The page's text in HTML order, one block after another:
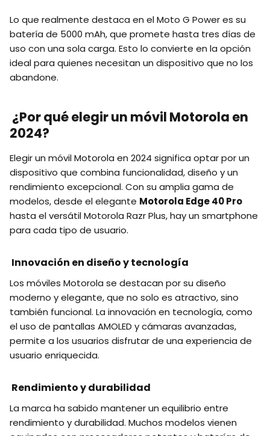
Lo que realmente destaca en el Moto G Power es su
batería de 5000 mAh, que promete hasta tres días de
uso con una sola carga. Esto lo convierte en la opción
ideal para quienes necesitan un dispositivo que no los
abandone.
¿Por qué elegir un móvil Motorola en
2024?
Elegir un móvil Motorola en 2024 significa optar por un
dispositivo que combina funcionalidad, diseño y un
rendimiento excepcional. Con su amplia gama de
modelos, desde el elegante Motorola Edge 40 Pro
hasta el versátil Motorola Razr Plus, hay un smartphone
para cada tipo de usuario.
Innovación en diseño y tecnología
Los móviles Motorola se destacan por su diseño
moderno y elegante, que no solo es atractivo, sino
también funcional. La innovación en tecnología, como
el uso de pantallas AMOLED y cámaras avanzadas,
permite a los usuarios disfrutar de una experiencia de
usuario enriquecida.
Rendimiento y durabilidad
La marca ha sabido mantener un equilibrio entre
rendimiento y durabilidad. Muchos modelos vienen